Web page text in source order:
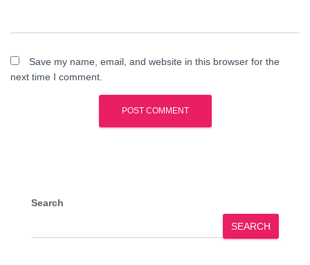
Save my name, email, and website in this browser for the
next time I comment.
Search
SEARCH